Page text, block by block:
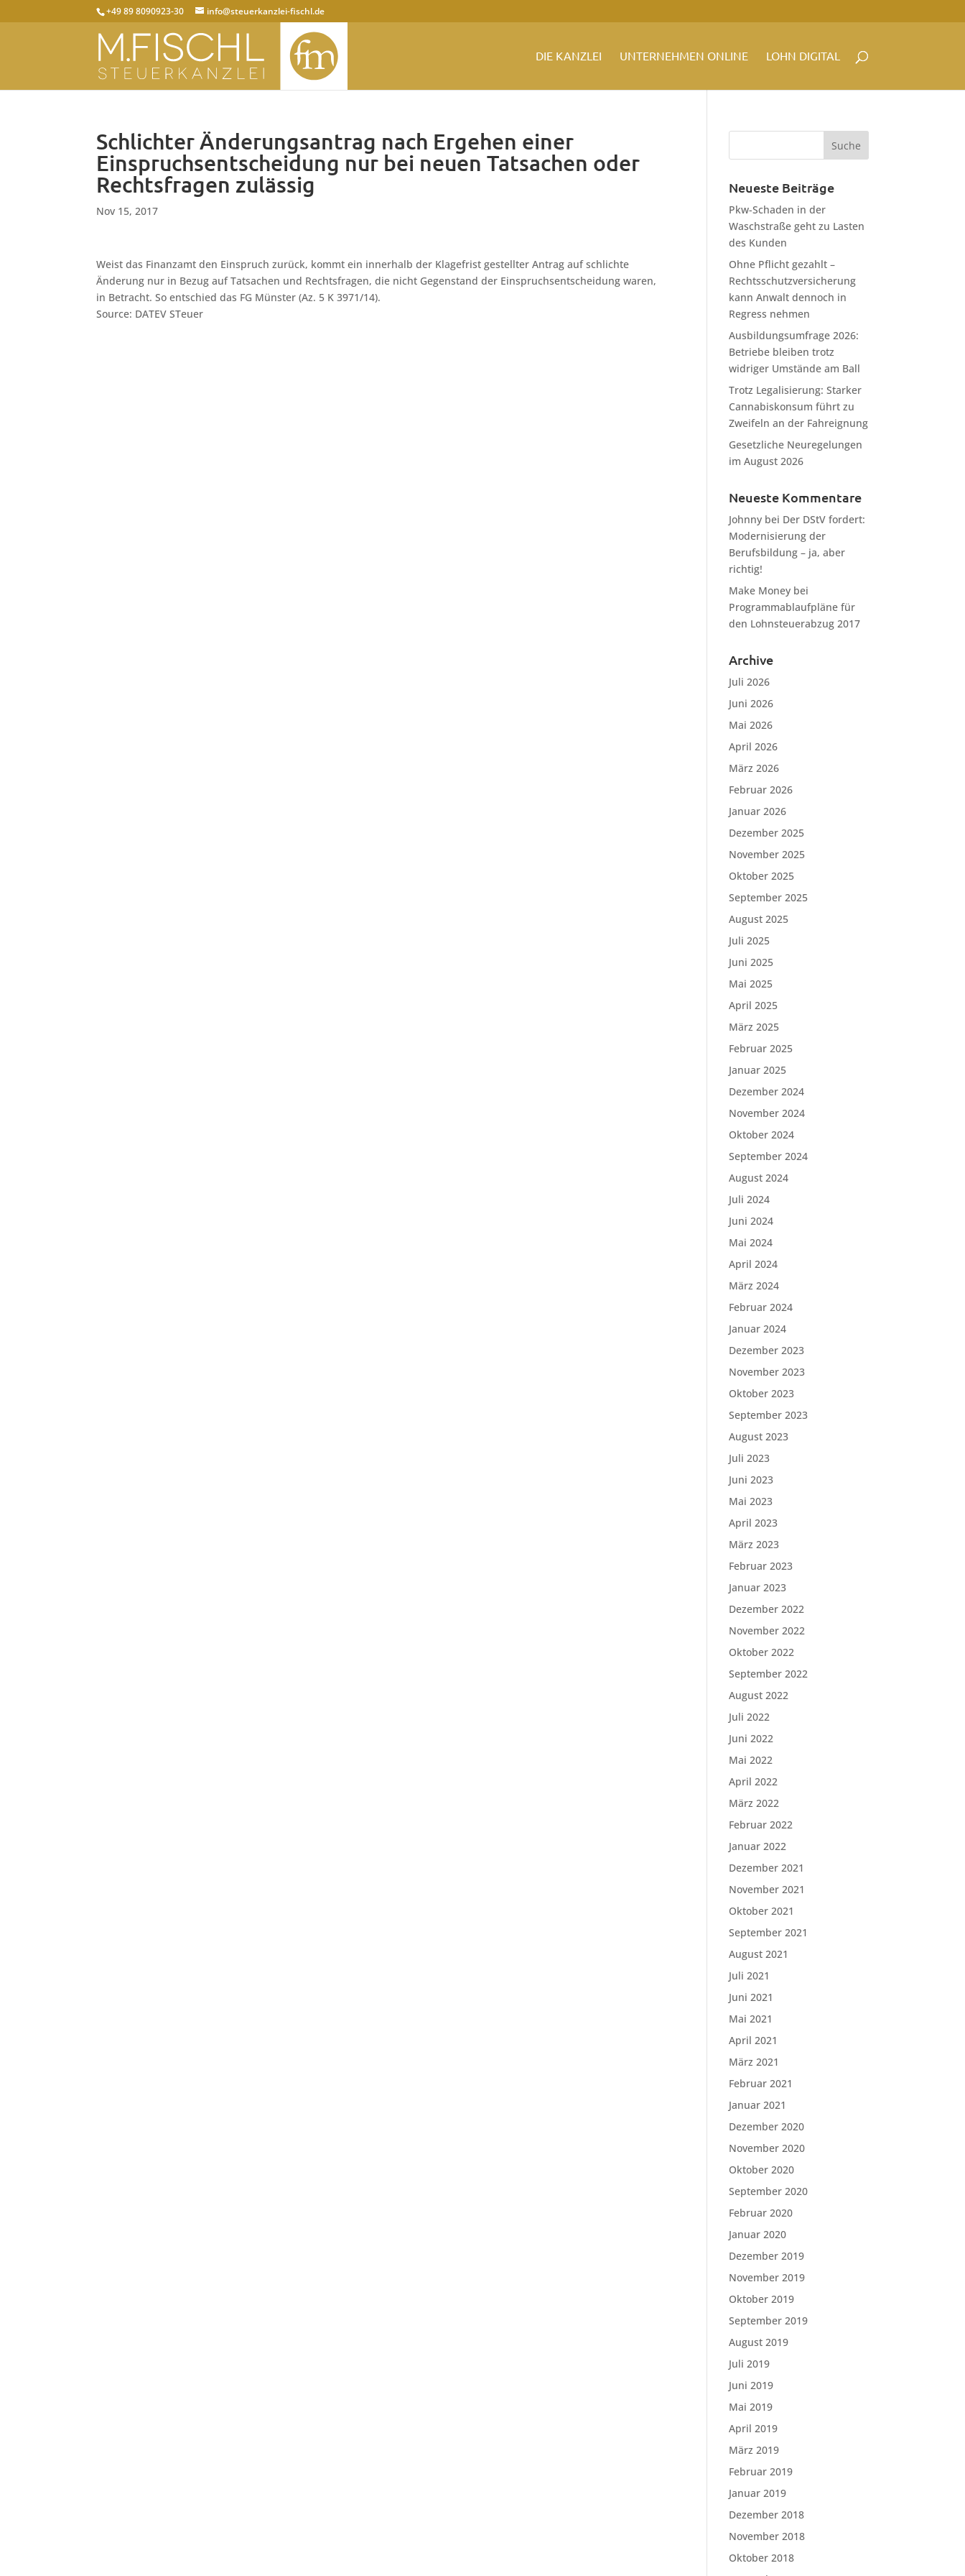
+49 89 8090923-30 info@steuerkanzlei-fischl.de
DIE KANZLEI UNTERNEHMEN ONLINE LOHN DIGITAL
Schlichter Änderungsantrag nach Ergehen einer
Einspruchsentscheidung nur bei neuen Tatsachen oder
Rechtsfragen zulässig
Nov 15, 2017
Weist das Finanzamt den Einspruch zurück, kommt ein innerhalb der Klagefrist gestellter Antrag auf schlichte
Änderung nur in Bezug auf Tatsachen und Rechtsfragen, die nicht Gegenstand der Einspruchsentscheidung waren,
in Betracht. So entschied das FG Münster (Az. 5 K 3971/14).
Source: DATEV STeuer
Neueste Beiträge
Pkw-Schaden in der
Waschstraße geht zu Lasten
des Kunden
Ohne Pflicht gezahlt –
Rechtsschutzversicherung
kann Anwalt dennoch in
Regress nehmen
Ausbildungsumfrage 2026:
Betriebe bleiben trotz
widriger Umstände am Ball
Trotz Legalisierung: Starker
Cannabiskonsum führt zu
Zweifeln an der Fahreignung
Gesetzliche Neuregelungen
im August 2026
Neueste Kommentare
Johnny bei Der DStV fordert:
Modernisierung der
Berufsbildung – ja, aber
richtig!
Make Money bei
Programmablaufpläne für
den Lohnsteuerabzug 2017
Archive
Juli 2026
Juni 2026
Mai 2026
April 2026
März 2026
Februar 2026
Januar 2026
Dezember 2025
November 2025
Oktober 2025
September 2025
August 2025
Juli 2025
Juni 2025
Mai 2025
April 2025
März 2025
Februar 2025
Januar 2025
Dezember 2024
November 2024
Oktober 2024
September 2024
August 2024
Juli 2024
Juni 2024
Mai 2024
April 2024
März 2024
Februar 2024
Januar 2024
Dezember 2023
November 2023
Oktober 2023
September 2023
August 2023
Juli 2023
Juni 2023
Mai 2023
April 2023
März 2023
Februar 2023
Januar 2023
Dezember 2022
November 2022
Oktober 2022
September 2022
August 2022
Juli 2022
Juni 2022
Mai 2022
April 2022
März 2022
Februar 2022
Januar 2022
Dezember 2021
November 2021
Oktober 2021
September 2021
August 2021
Juli 2021
Juni 2021
Mai 2021
April 2021
März 2021
Februar 2021
Januar 2021
Dezember 2020
November 2020
Oktober 2020
September 2020
Februar 2020
Januar 2020
Dezember 2019
November 2019
Oktober 2019
September 2019
August 2019
Juli 2019
Juni 2019
Mai 2019
April 2019
März 2019
Februar 2019
Januar 2019
Dezember 2018
November 2018
Oktober 2018